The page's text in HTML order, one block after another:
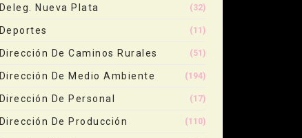
Deleg. Nueva Plata (32)
Deportes (11)
Dirección De Caminos Rurales (51)
Dirección De Medio Ambiente (194)
Dirección De Personal (17)
Dirección De Producción (110)